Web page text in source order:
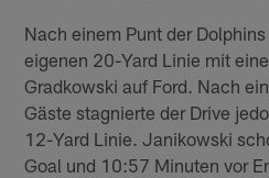
Nach einem Punt der
eigenen 20-Yard Linie mit
Gradkowski auf Ford. Nach
Gäste stagnierte der Drive
12-Yard Linie. Janikowski
Goal und 10:57 Minuten vor